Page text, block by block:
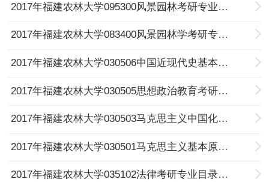
2017年福建农林大学095300风景园林考研专业目录及考试科目
2017年福建农林大学083400风景园林学考研专业目录及考试科目
2017年福建农林大学030506中国近现代史基本问题研究考研专业目录及考试科目
2017年福建农林大学030505思想政治教育考研专业目录及考试科目
2017年福建农林大学030503马克思主义中国化研究考研专业目录及考试科目
2017年福建农林大学030501马克思主义基本原理考研专业目录及考试科目
2017年福建农林大学035102法律考研专业目录及考试科目